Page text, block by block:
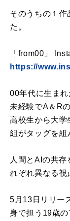
そのうちの１
た。
「from00」
https://
00年代に生ま
未経験でA＆R
高校生から大学
組がタッグを組
人間とAIの共
れぞれ異なる視
5月13日リリー
身で担う19歳